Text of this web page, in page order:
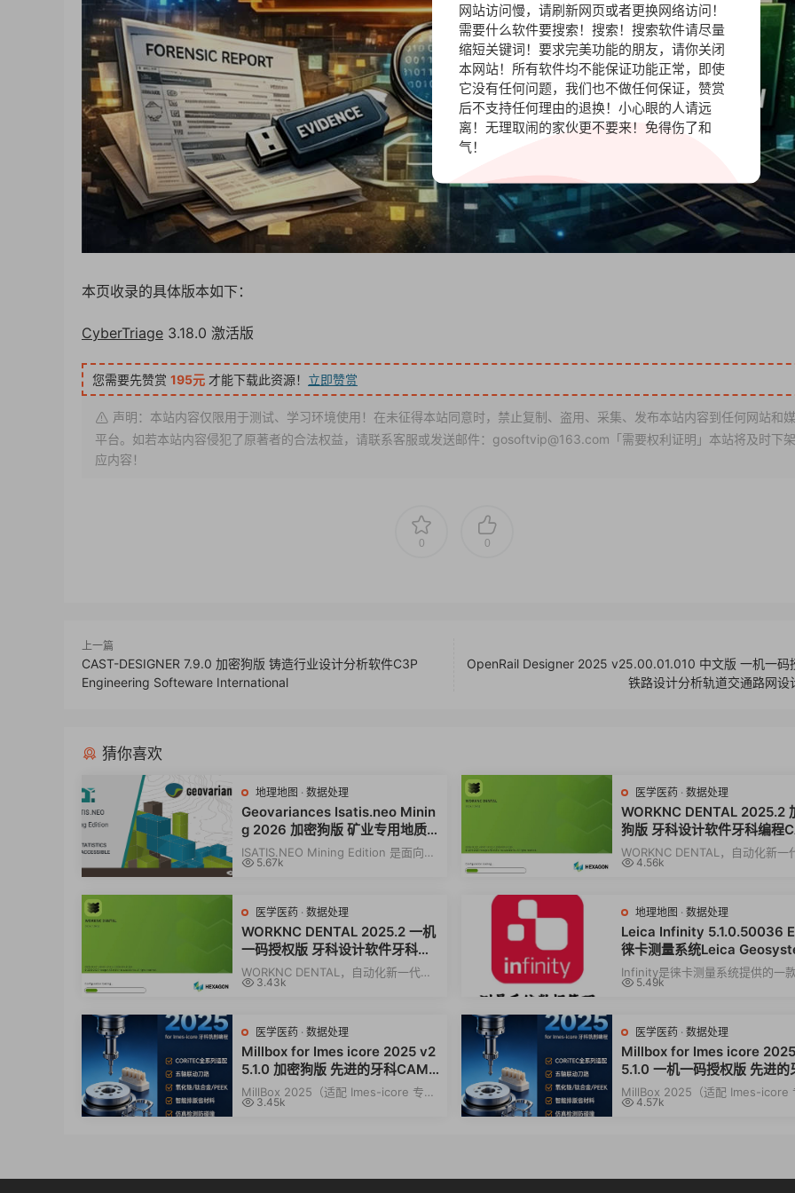
本页收录的具体版本如下：
CyberTriage 3.18.0 激活版
您需要先赞赏 195元 才能下载此资源！ 立即赞赏
声明：本站内容仅限用于测试、学习环境使用！在未征得本站同意时，禁止复制、盗用、采集、发布本站内容到任何网站和
平台。如若本站内容侵犯了原著者的合法权益，请联系客服或发送邮件：gosoftvip@163.com「需要权利证明」本站将及时下
应内容！
0 0
上一篇
CAST-DESIGNER 7.9.0 加密狗版 铸造行业设计分析软件C3P
Engineering Softeware International
OpenRail Designer 2025 v25.00.01.010 中文版 一机一码
铁路设计分析轨道交通路网设
猜你喜欢
地理地图 · 数据处理
Geovariances Isatis.neo Minin
g 2026 加密狗版 矿业专用地质
统计学软件
ISATIS.NEO Mining Edition 是面向矿
业领域的专业地质统计学软件，由
5.67k
医学医药 ·数据处理
WORKNC DENTAL 2025.2
狗版 牙科设计软件牙科编程
切削软件
WORKNC DENTAL，自动化新一
CAD/CAM软件060225，用于设计
4.56k
医学医药 · 数据处理
WORKNC DENTAL 2025.2 一机
一码授权版 牙科设计软件牙科编
程CAM切削软件
WORKNC DENTAL，自动化新一代
CAD/CAM软件060225，用于设计和
3.43k
地理地图 ·数据处理
Leica Infinity 5.1.0.50036
徕卡测量系统Leica
提供的直观的办公软件解决
Infinity是徕卡测量系统提供的一
观的办公软件解决方案。Infinity是
5.49k
医学医药 · 数据处理
Millbox for Imes icore 2025 v2
5.1.0 加密狗版 先进的牙科CAM
软件 Millbox for Imes-icore 20
25
MillBox 2025（适配 Imes-icore 专属
定制版）是意大利 CIMsystem 公司开
3.45k
医学医药 ·数据处理
Millbox for Imes icore
5.1.0 一机一码授权版 先进的
CAM软件 Millbox for Imes-
e 2025
MillBox 2025（适配 Imes-icore
定制版）是意大利 CIMsystem 公
4.57k
网站访问慢，请刷新网页或者更换网络访问！
需要什么软件要搜索！搜索！搜索软件请尽量
缩短关键词！要求完美功能的朋友，请你关闭
本网站！所有软件均不能保证功能正常，即使
它没有任何问题，我们也不做任何保证，赞赏
后不支持任何理由的退换！小心眼的人请远
离！无理取闹的家伙更不要来！免得伤了和
气！